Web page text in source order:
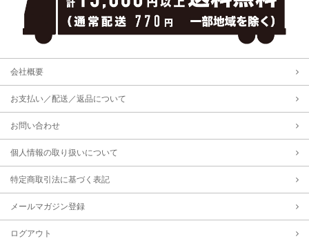
会社概要
お支払い／配送／返品について
お問い合わせ
個人情報の取り扱いについて
特定商取引法に基づく表記
メールマガジン登録
ログアウト